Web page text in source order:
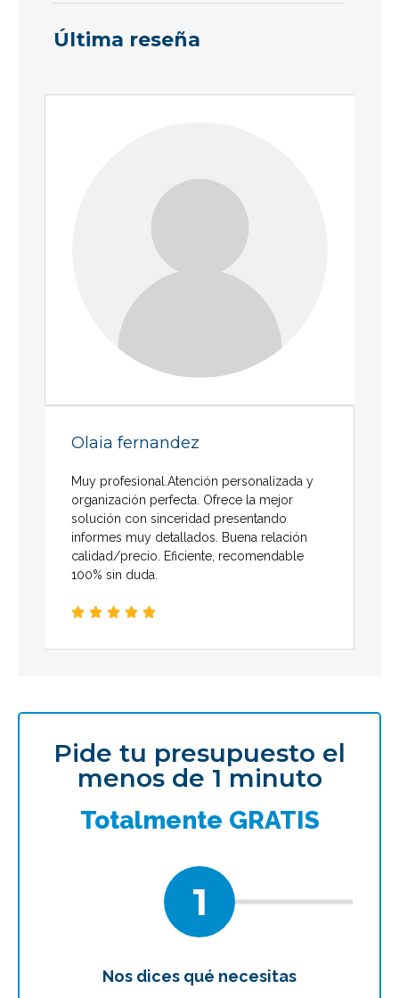
Última reseña
Olaia fernandez
Muy profesional.Atención personalizada y
organización perfecta. Ofrece la mejor
solución con sinceridad presentando
informes muy detallados. Buena relación
calidad/precio. Eficiente, recomendable
100% sin duda.
    
Pide tu presupuesto el
menos de 1 minuto
Totalmente GRATIS
1
Nos dices qué necesitas